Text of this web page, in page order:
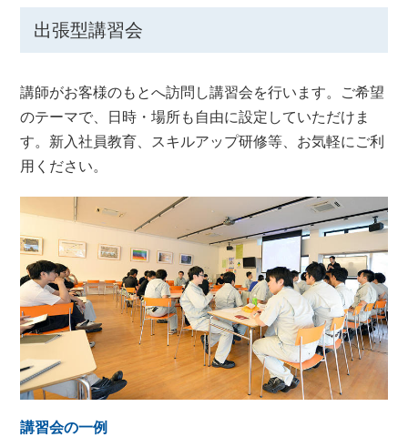
出張型講習会
講師がお客様のもとへ訪問し講習会を行います。ご希望
のテーマで、日時・場所も自由に設定していただけま
す。新入社員教育、スキルアップ研修等、お気軽にご利
用ください。
講習会の一例